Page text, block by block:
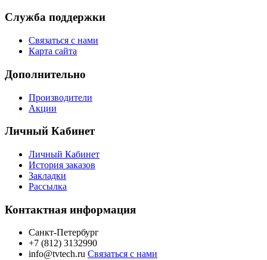
Служба поддержки
Связаться с нами
Карта сайта
Дополнительно
Производители
Акции
Личный Кабинет
Личный Кабинет
История заказов
Закладки
Рассылка
Контактная информация
Санкт-Петербург
+7 (812) 3132990
info@tvtech.ru Связаться с нами